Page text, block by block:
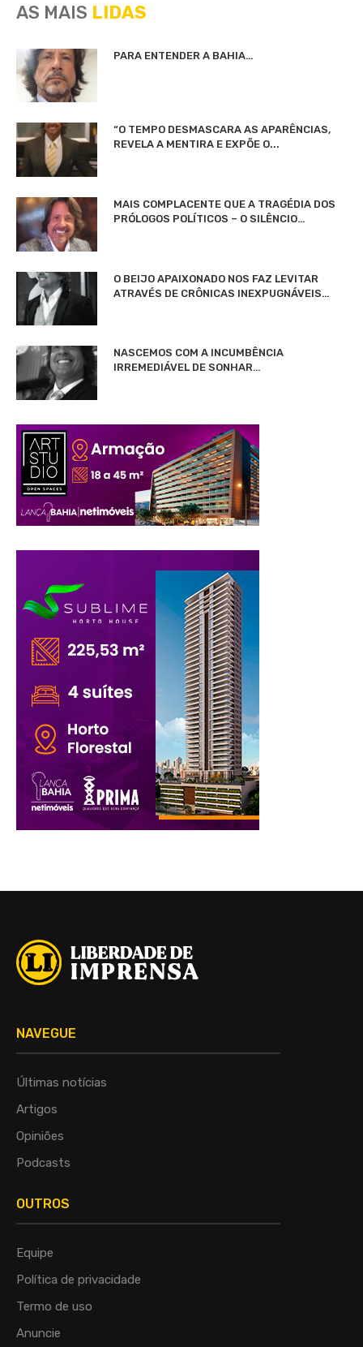
AS MAIS LIDAS
PARA ENTENDER A BAHIA…
“O TEMPO DESMASCARA AS APARÊNCIAS,
REVELA A MENTIRA E EXPÕE O...
MAIS COMPLACENTE QUE A TRAGÉDIA DOS
PRÓLOGOS POLÍTICOS – O SILÊNCIO…
O BEIJO APAIXONADO NOS FAZ LEVITAR
ATRAVÉS DE CRÔNICAS INEXPUGNÁVEIS…
NASCEMOS COM A INCUMBÊNCIA
IRREMEDIÁVEL DE SONHAR…
NAVEGUE
Últimas notícias
Artigos
Opiniões
Podcasts
OUTROS
Equipe
Política de privacidade
Termo de uso
Anuncie